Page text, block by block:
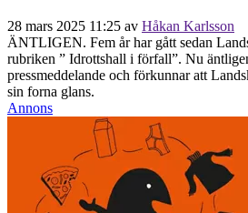
28 mars 2025 11:25 av Håkan Karlsson
ÄNTLIGEN. Fem år har gått sedan
rubriken ” Idrottshall i förfall”. Nu
pressmeddelande och förkunnar att
sin forna glans.
Annons